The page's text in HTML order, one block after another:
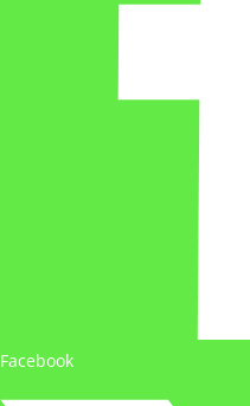
Facebook